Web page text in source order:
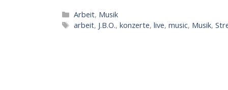
Kategorien
Arbeit, Musik
Schlagwörter
arbeit, J.B.O.,konzerte,live,music, Musik,